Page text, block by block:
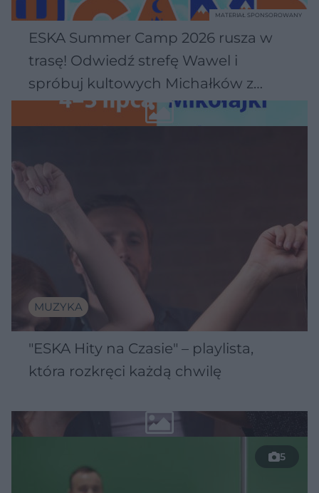
ESKA Summer Camp 2026 rusza w
trasę! Odwiedź strefę Wawel i
spróbuj kultowych Michałków z
Wawelu
MATERIAŁ SPONSOROWANY
MUZYKA
"ESKA Hity na Czasie" – playlista,
która rozkręci każdą chwilę
5